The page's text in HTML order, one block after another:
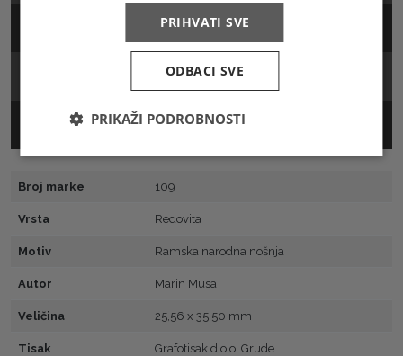
Broj marke 109
Vrsta Redovita
Motiv Ramska narodna nošnja
Autor Marin Musa
Veličina 25,56 x 35,50 mm
Tisak Grafotisak d.o.o. Grude
PRIHVATI SVE
ODBACI SVE
PRIKAŽI PODROBNOSTI